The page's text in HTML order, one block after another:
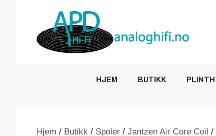
HJEM BUTIKK PLINTH
Hjem / Butikk / Spoler / Jantzen Air Core Coil /